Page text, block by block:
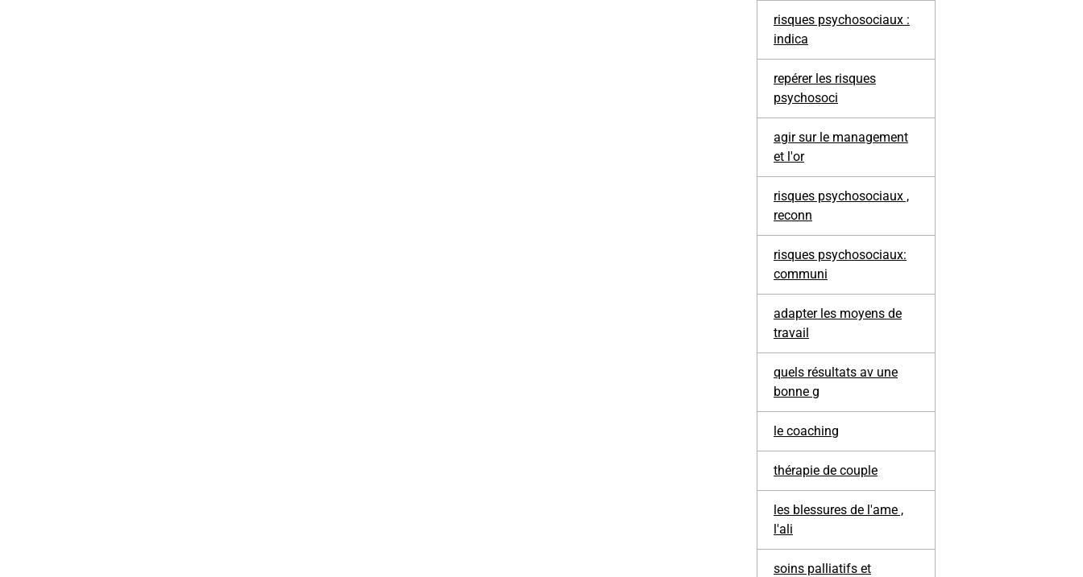
risques psychosociaux :
indica
repérer les risques
psychosoci
agir sur le management
et l'or
risques psychosociaux ,
reconn
risques psychosociaux:
communi
adapter les moyens de
travail
quels résultats av une
bonne g
le coaching
thérapie de couple
les blessures de l'ame ,
l'ali
soins palliatifs et